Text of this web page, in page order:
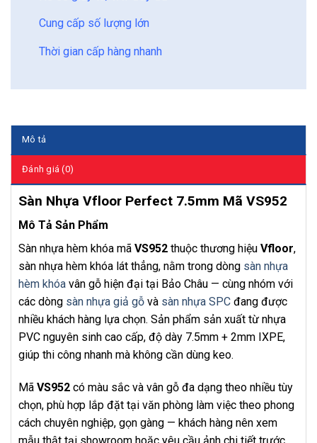
Cung cấp số lượng lớn
Thời gian cấp hàng nhanh
Mô tả
Đánh giá (0)
Sàn Nhựa Vfloor Perfect 7.5mm Mã VS952
Mô Tả Sản Phẩm
Sàn nhựa hèm khóa mã VS952 thuộc thương hiệu Vfloor,
sàn nhựa hèm khóa lát thẳng, nằm trong dòng sàn nhựa
hèm khóa vân gỗ hiện đại tại Bảo Châu — cùng nhóm với
các dòng sàn nhựa giả gỗ và sàn nhựa SPC đang được
nhiều khách hàng lựa chọn. Sản phẩm sản xuất từ nhựa
PVC nguyên sinh cao cấp, độ dày 7.5mm + 2mm IXPE,
giúp thi công nhanh mà không cần dùng keo.
Mã VS952 có màu sắc và vân gỗ đa dạng theo nhiều tùy
chọn, phù hợp lắp đặt tại văn phòng làm việc theo phong
cách chuyên nghiệp, gọn gàng — khách hàng nên xem